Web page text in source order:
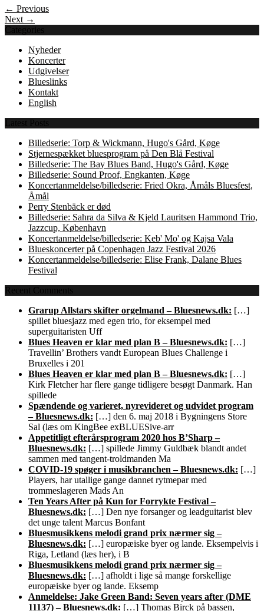
← Previous
Next →
Categories
Nyheder
Koncerter
Udgivelser
Blueslinks
Kontakt
English
Latest Posts
Billedserie: Torp & Wickmann, Hugo's Gård, Køge
Stjernespækket bluesprogram på Den Blå Festival
Billedserie: The Bay Blues Band, Hugo's Gård, Køge
Billedserie: Sound Proof, Engkanten, Køge
Koncertanmeldelse/billedserie: Fried Okra, Åmåls Bluesfest,
Åmål
Perry Stenbäck er død
Billedserie: Sahra da Silva & Kjeld Lauritsen Hammond Trio,
Jazzcup, København
Koncertanmeldelse/billedserie: Keb' Mo' og Kajsa Vala
Blueskoncerter på Copenhagen Jazz Festival 2026
Koncertanmeldelse/billedserie: Elise Frank, Dalane Blues
Festival
Recent Comments
Grarup Allstars skifter orgelmand – Bluesnews.dk: […]
spillet bluesjazz med egen trio, for eksempel med
superguitaristen Uff
Blues Heaven er klar med plan B – Bluesnews.dk: […]
Travellin’ Brothers vandt European Blues Challenge i
Bruxelles i 201
Blues Heaven er klar med plan B – Bluesnews.dk: […]
Kirk Fletcher har flere gange tidligere besøgt Danmark. Han
spillede
Spændende og varieret, nyrevideret og udvidet program
– Bluesnews.dk: […] den 6. maj 2018 i Bygningens Store
Sal (læs om KingBee exBLUESive-arr
Appetitligt efterårsprogram 2020 hos B’Sharp –
Bluesnews.dk: […] spillede Jimmy Guldbæk blandt andet
sammen med tangent-troldmanden Ma
COVID-19 spøger i musikbranchen – Bluesnews.dk: […]
Players, har utallige gange dannet rytmepar med
trommeslageren Mads An
Ten Years After på Kun for Forrykte Festival –
Bluesnews.dk: […] Den nye forsanger og leadguitarist blev
det unge talent Marcus Bonfant
Bluesmusikkens melodi grand prix nærmer sig –
Bluesnews.dk: […] europæiske byer og lande. Eksempelvis i
Riga, Letland (læs her), i B
Bluesmusikkens melodi grand prix nærmer sig –
Bluesnews.dk: […] afholdt i lige så mange forskellige
europæiske byer og lande. Eksemp
Anmeldelse: Jake Green Band: Seven years after (DME
11137) – Bluesnews.dk: […] Thomas Birck på bassen,